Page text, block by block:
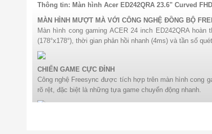
Thông tin: Màn hình Acer ED242QRA 23.6" Curved
MÀN HÌNH MƯỢT MÀ VỚI CÔNG NGHỆ ĐỒNG BỘ
Màn hình cong gaming ACER 24 inch ED242QRA
(178°x178°), thời gian phản hồi nhanh (4ms) và tần số
CHIẾN GAME CỰC ĐỈNH
Công nghệ Freesync được tích hợp trên màn hình cong
rõ rệt, đặc biệt là những tựa game chuyển động nhanh.